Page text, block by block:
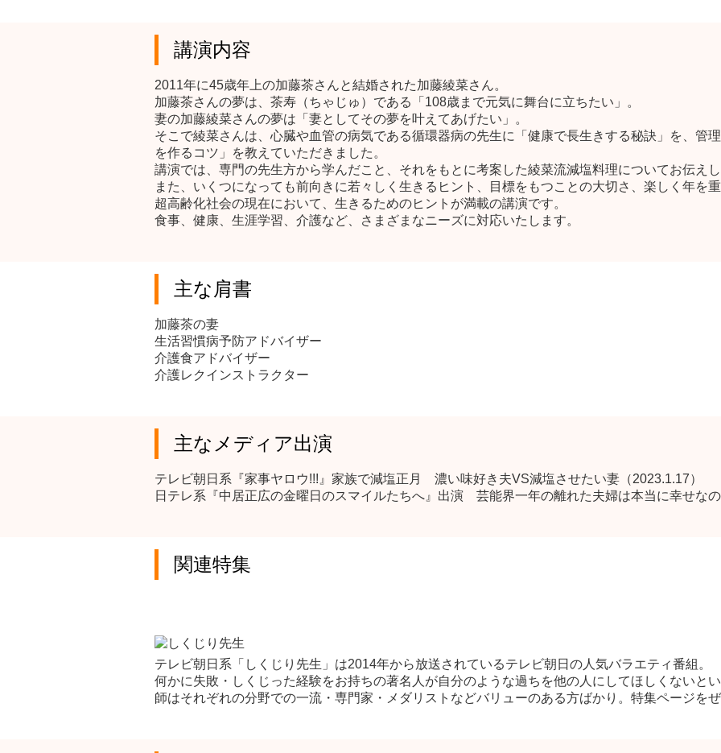
講演内容
2011年に45歳年上の加藤茶さんと結婚された加藤綾菜さん。
加藤茶さんの夢は、茶寿（ちゃじゅ）である「108歳まで元気に舞台に立ちたい」。
妻の加藤綾菜さんの夢は「妻としてその夢を叶えてあげたい」。
そこで綾菜さんは、心臓や血管の病気である循環器病の先生に「健康で長生きする秘訣」を、管
を作るコツ」を教えていただきました。
講演では、専門の先生方から学んだこと、それをもとに考案した綾菜流減塩料理についてお伝えし
また、いくつになっても前向きに若々しく生きるヒント、目標をもつことの大切さ、楽しく年を
超高齢化社会の現在において、生きるためのヒントが満載の講演です。
食事、健康、生涯学習、介護など、さまざまなニーズに対応いたします。
主な肩書
加藤茶の妻
生活習慣病予防アドバイザー
介護食アドバイザー
介護レクインストラクター
主なメディア出演
テレビ朝日系『家事ヤロウ!!!』家族で減塩正月 濃い味好き夫VS減塩させたい妻（2023.1.17）
日テレ系『中居正広の金曜日のスマイルたちへ』出演 芸能界一年の離れた夫婦は本当に幸せなの
関連特集
テレビ朝日系「しくじり先生」は2014年から放送されているテレビ朝日の人気バラエティ番組。
何かに失敗・しくじった経験をお持ちの著名人が自分のような過ち を他の人にしてほしくないと
師はそれぞれの分野での一流・専門家・メダリストなどバリューのある方ばかり。特集ページを